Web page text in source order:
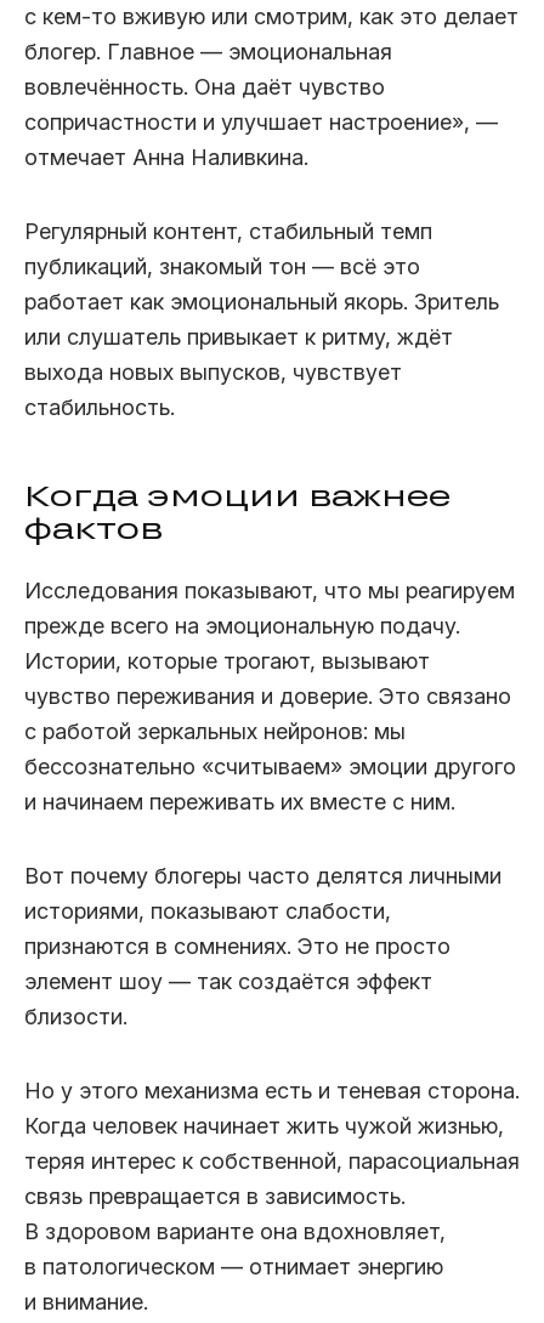
с кем‑то вживую или смотрим, как это делает
блогер. Главное — эмоциональная
вовлечённость. Она даёт чувство
сопричастности и улучшает настроение», —
отмечает Анна Наливкина.
Регулярный контент, стабильный темп
публикаций, знакомый тон — всё это
работает как эмоциональный якорь. Зритель
или слушатель привыкает к ритму, ждёт
выхода новых выпусков, чувствует
стабильность.
Когда эмоции важнее
фактов
Исследования показывают, что мы реагируем
прежде всего на эмоциональную подачу.
Истории, которые трогают, вызывают
чувство переживания и доверие. Это связано
с работой зеркальных нейронов: мы
бессознательно «считываем» эмоции другого
и начинаем переживать их вместе с ним.
Вот почему блогеры часто делятся личными
историями, показывают слабости,
признаются в сомнениях. Это не просто
элемент шоу — так создаётся эффект
близости.
Но у этого механизма есть и теневая сторона.
Когда человек начинает жить чужой жизнью,
теряя интерес к собственной, парасоциальная
связь превращается в зависимость.
В здоровом варианте она вдохновляет,
в патологическом — отнимает энергию
и внимание.